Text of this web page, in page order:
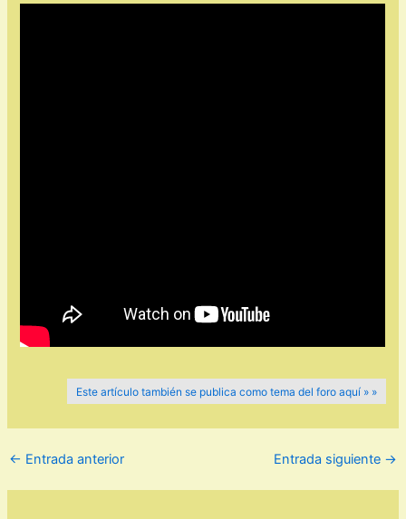
Este artículo también se publica como tema del foro aquí » »
← Entrada anterior Entrada siguiente →